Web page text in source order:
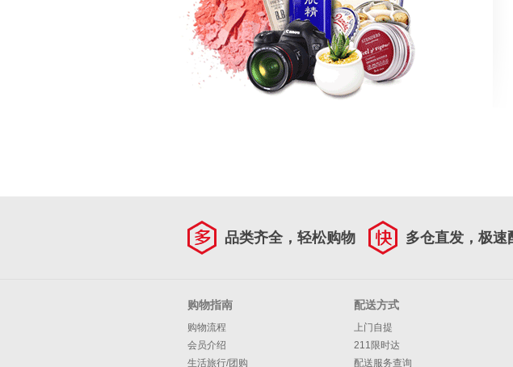
品类齐全，轻松购物 多仓直发，极速
购物指南
购物流程
会员介绍
生活旅行/团购
配送方式
上门自提
211限时达
配送服务查询